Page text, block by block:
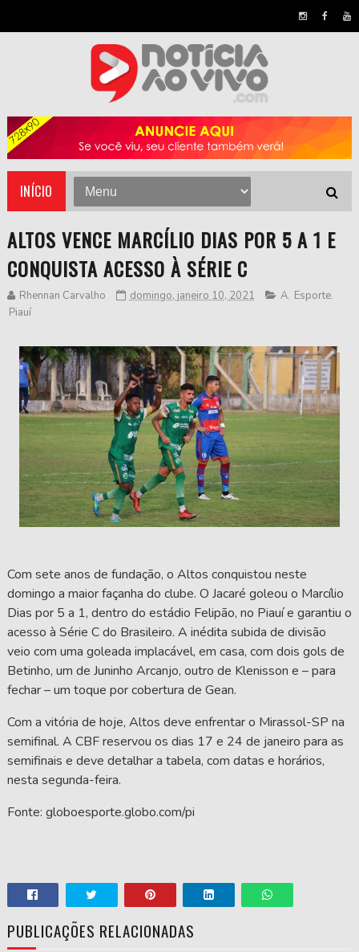
INÍCIO
ALTOS VENCE MARCÍLIO DIAS POR 5 A 1 E
CONQUISTA ACESSO À SÉRIE C
Rhennan Carvalho domingo, janeiro 10, 2021 A, Esporte,
Piauí
Com sete anos de fundação, o Altos conquistou neste
domingo a maior façanha do clube. O Jacaré goleou o Marcílio
Dias por 5 a 1, dentro do estádio Felipão, no Piauí e garantiu o
acesso à Série C do Brasileiro. A inédita subida de divisão
veio com uma goleada implacável, em casa, com dois gols de
Betinho, um de Juninho Arcanjo, outro de Klenisson e – para
fechar – um toque por cobertura de Gean.
Com a vitória de hoje, Altos deve enfrentar o Mirassol-SP na
semifinal. A CBF reservou os dias 17 e 24 de janeiro para as
semifinais e deve detalhar a tabela, com datas e horários,
nesta segunda-feira.
Fonte: globoesporte.globo.com/pi
PUBLICAÇÕES RELACIONADAS